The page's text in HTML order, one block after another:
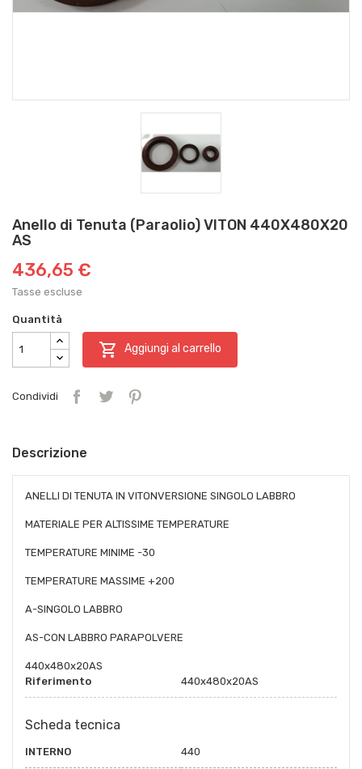
Anello di Tenuta (Paraolio) VITON 440X480X20
AS
436,65 €
Tasse escluse
Quantità
 Aggiungi al carrello
Condividi
Descrizione
ANELLI DI TENUTA IN VITONVERSIONE SINGOLO LABBRO
MATERIALE PER ALTISSIME TEMPERATURE
TEMPERATURE MINIME -30
TEMPERATURE MASSIME +200
A-SINGOLO LABBRO
AS-CON LABBRO PARAPOLVERE
440x480x20AS
Riferimento
440x480x20AS
Scheda tecnica
INTERNO 440